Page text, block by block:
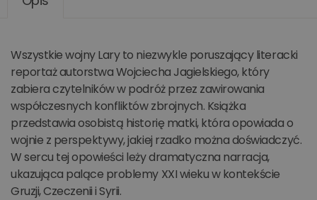
Wszystkie wojny Lary to niezwykle poruszający literacki
reportaż autorstwa Wojciecha Jagielskiego, który
zabiera czytelników w podróż przez zawirowania
współczesnych konfliktów zbrojnych. Książka
przedstawia osobistą historię matki, która opowiada o
wojnie z perspektywy, jakiej rzadko można doświadczyć.
W sercu tej opowieści leży dramatyczna narracja,
ukazująca palące problemy XXI wieku w kontekście
Gruzji, Czeczenii i Syrii.